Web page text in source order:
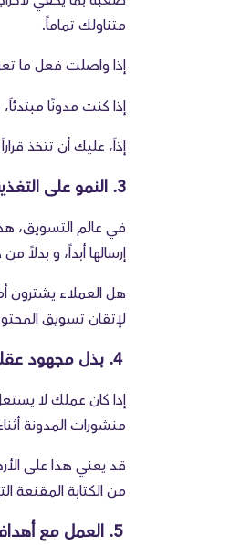
متناولك تماماً.
إذا واصلت فعل ما
إذا كنت مدونًا
إذاً، عليك أن تتخذ
3. النمو على التغذية الراجعة المستندة إلى النتائج
في عالم التسويق،
إرسالها أبداً، و
هل العملاء يشترون
لإتقان تسويق
4. بذل مجهود عقلي كبير
إذا كان عملك لا
منشورات المدونة
قد يعني هذا على
من الكتابة المقنعة
5. العمل مع أهداف إتقان تسويق المحتوى الخاص بك